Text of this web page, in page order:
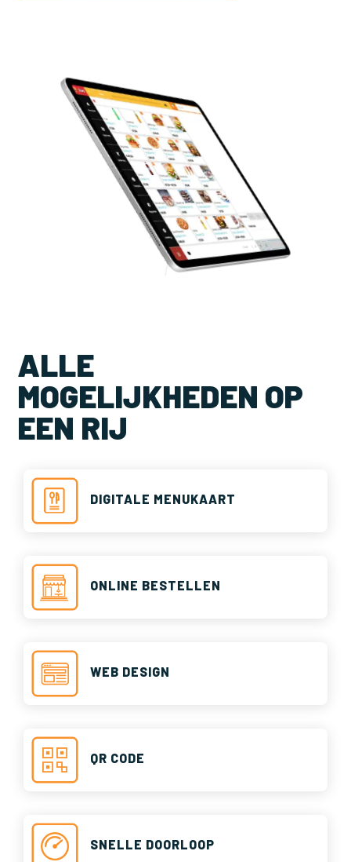
ALLE
MOGELIJKHEDEN OP
EEN RIJ
DIGITALE MENUKAART
ONLINE BESTELLEN
WEB DESIGN
QR CODE
SNELLE DOORLOOP